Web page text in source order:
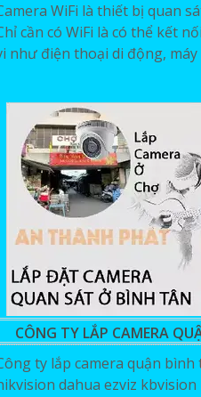
WiFi là thiết bị quan
cần có WiFi là có thể kết
như điện thoại di động,
CÔNG TY LẮP CAMERA
ty lắp camera quận
dahua ezviz